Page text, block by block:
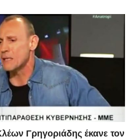
Γρηγοριάδης έκανε τον